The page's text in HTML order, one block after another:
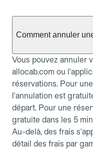
Comment annuler
Vous pouvez annuler
allocab.com ou
réservations. Pour
l'annulation est
départ. Pour une
gratuite dans les 5
Au-delà, des frais
détail des frais par